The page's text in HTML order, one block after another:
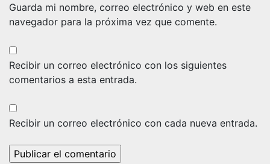
Guarda mi nombre, correo electrónico y web en este
navegador para la próxima vez que comente.
Recibir un correo electrónico con los siguientes
comentarios a esta entrada.
Recibir un correo electrónico con cada nueva entrada.